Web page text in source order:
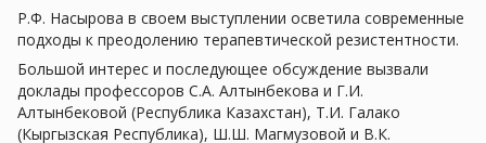
Р.Ф. Насырова в своем выступлении осветила современные
подходы к преодолению терапевтической резистентности.
Большой интерес и последующее обсуждение вызвали
доклады профессоров С.А. Алтынбекова и Г.И.
Алтынбековой (Республика Казахстан), Т.И. Галако
(Кыргызская Республика), Ш.Ш. Магмузовой и В.К.